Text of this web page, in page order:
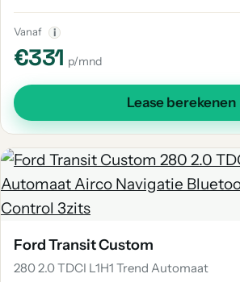
Vanaf i
€331 p/mnd
Lease berekenen
Ford Transit Custom
280 2.0 TDCI L1H1 Trend Automaat